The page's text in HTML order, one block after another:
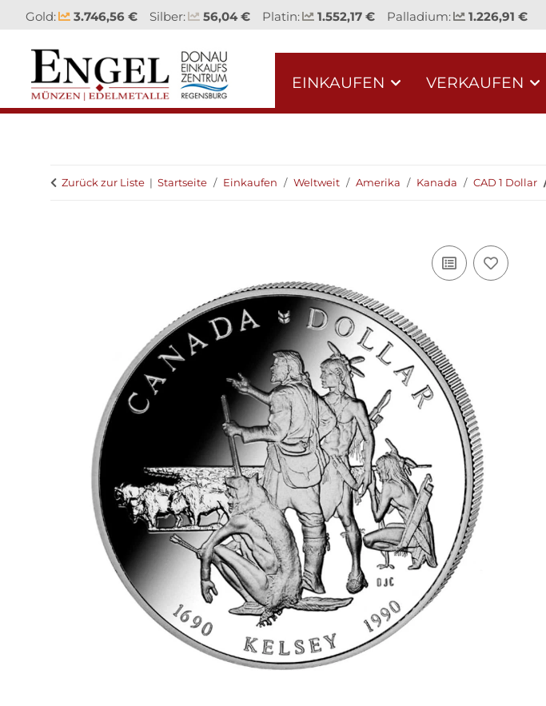
Gold: 3.746,56 € Silber: 56,04 € Platin: 1.552,17 € Palladium: 1.226,91 €
EINKAUFEN VERKAUFEN
Zurück zur Liste Startseite Einkaufen Weltweit Amerika Kanada CAD 1 Dollar